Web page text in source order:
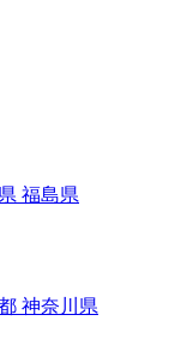
福島県
神奈川県